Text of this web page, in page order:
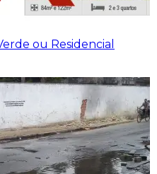
ou Residencial